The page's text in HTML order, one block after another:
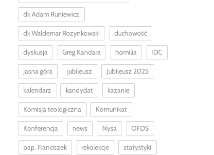
dk Adam Runiewicz
dk Waldemar Rozynkowski duchowość
dyskusja Greg Kandara homilia IDC
jasna góra jubileusz Jubileusz 2025
kalendarz kandydat kazanie
Komisja teologiczna Komunikat
Konferencja news Nysa OFDS
pap. Franciszek rekolekcje statystyki